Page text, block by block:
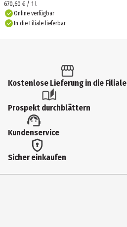
670,60 € / 1 l
Online verfügbar
In die Filiale lieferbar
Kostenlose Lieferung in die Filiale
Prospekt durchblättern
Kundenservice
Sicher einkaufen